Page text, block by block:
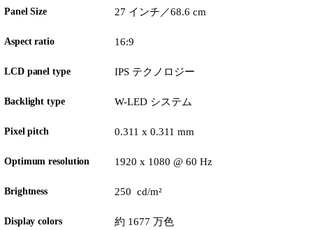
Panel Size 27 インチ／68.6 cm
Aspect ratio 16:9
LCD panel type IPS テクノロジー
Backlight type W-LED システム
Pixel pitch 0.311 x 0.311 mm
Optimum resolution 1920 x 1080 @ 60 Hz
Brightness 250 cd/m²
Display colors 約 1677 万色